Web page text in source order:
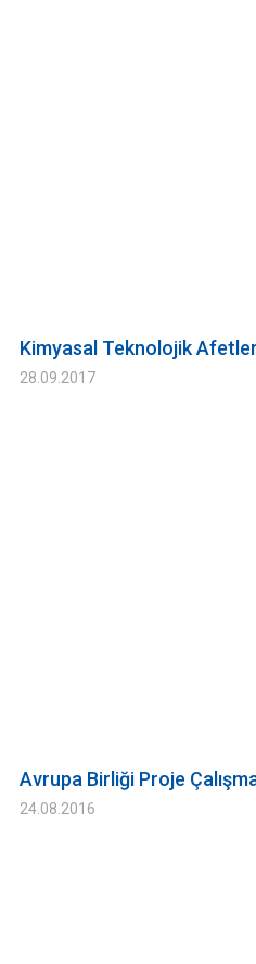
Kimyasal Teknolojik
28.09.2017
Avrupa Birliği Proje
24.08.2016